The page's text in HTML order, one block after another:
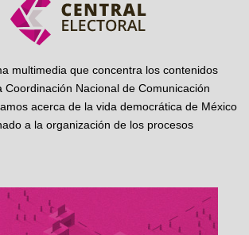
multimedia que concentra los contenidos
Coordinación Nacional de Comunicación
acerca de la vida democrática de México
a la organización de los procesos